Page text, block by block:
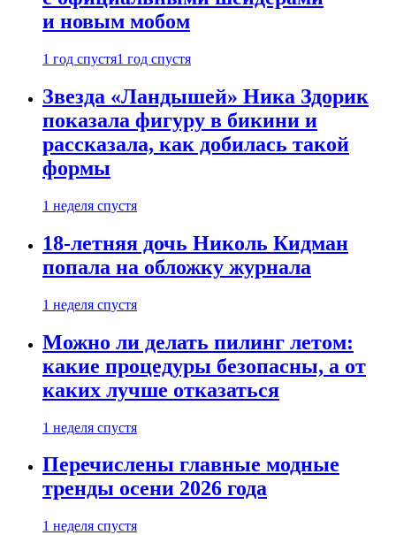
и новым мобом
1 год спустя1 год спустя
Звезда «Ландышей» Ника Здорик
показала фигуру в бикини и
рассказала, как добилась такой
формы
1 неделя спустя
18-летняя дочь Николь Кидман
попала на обложку журнала
1 неделя спустя
Можно ли делать пилинг летом:
какие процедуры безопасны, а от
каких лучше отказаться
1 неделя спустя
Перечислены главные модные
тренды осени 2026 года
1 неделя спустя